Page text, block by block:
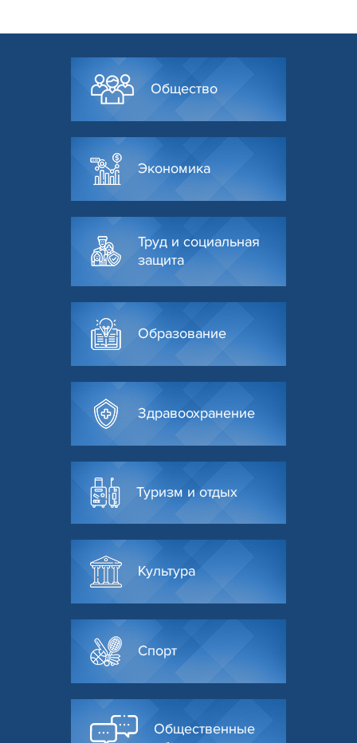
Общество
Экономика
Труд и социальная
защита
Образование
Здравоохранение
Туризм и отдых
Культура
Спорт
Общественные